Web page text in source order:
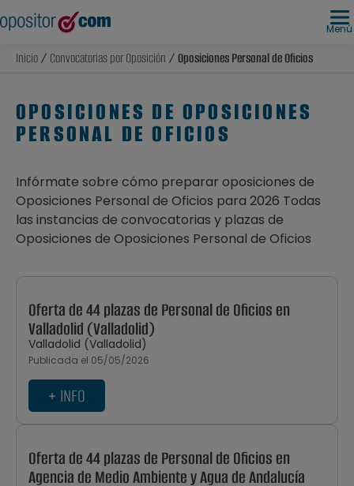
Menú
Inicio/ Convocatorias por Oposición / Oposiciones Personal de Oficios
OPOSICIONES DE OPOSICIONES
PERSONAL DE OFICIOS
Infórmate sobre cómo preparar oposiciones de
Oposiciones Personal de Oficios para 2026 Todas
las instancias de convocatorias y plazas de
Oposiciones de Oposiciones Personal de Oficios
Oferta de 44 plazas de Personal de Oficios en
Valladolid (Valladolid)
Valladolid (Valladolid)
Publicada el 05/05/2026
+ INFO
Oferta de 44 plazas de Personal de Oficios en
Agencia de Medio Ambiente y Agua de Andalucía